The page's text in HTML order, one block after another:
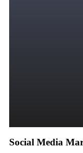
Social Media